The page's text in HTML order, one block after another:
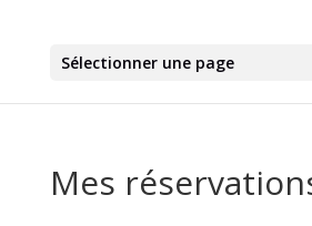
Sélectionner une page
Mes